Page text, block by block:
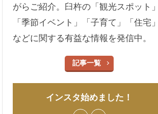
がらご紹介。臼杵の「観光スポット」
「季節イベント」「子育て」「住宅」
などに関する有益な情報を発信中。
記事一覧
インスタ始めました！